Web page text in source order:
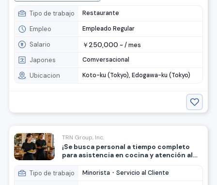
Tipo de trabajo Restaurante
Empleo Empleado Regular
Salario ￥ 250,000 ~ /mes
Japones Comversacional
Ubicacion Koto-ku (Tokyo), Edogawa-ku (Tokyo)
TRN Group, Inc.
¡Se busca personal a tiempo completo
para asistencia en cocina y atención al
Chiba!
Tipo de trabajo Minorista・Servicio al Cliente